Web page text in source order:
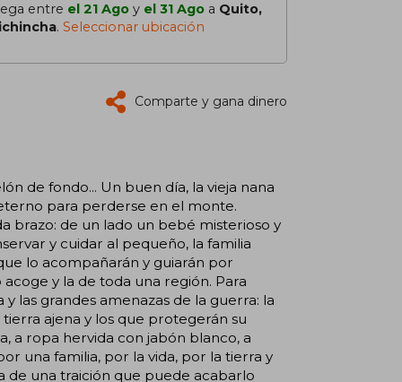
entre el 21 Ago y el 31 Ago a Quito,
. Seleccionar ubicación
Comparte y gana dinero
de fondo... Un buen día, la vieja nana
para perderse en el monte.
brazo: de un lado un bebé misterioso y
y cuidar al pequeño, la familia
lo acompañarán y guiarán por
y la de toda una región. Para
las grandes amenazas de la guerra: la
ajena y los que protegerán su
a ropa hervida con jabón blanco, a
una familia, por la vida, por la tierra y
de una traición que puede acabarlo